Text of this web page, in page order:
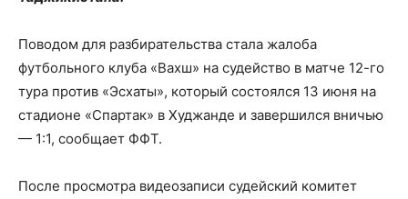
Поводом для разбирательства стала жалоба
футбольного клуба «Вахш» на судейство в матче 12-го
тура против «Эсхаты», который состоялся 13 июня на
стадионе «Спартак» в Худжанде и завершился вничью
— 1:1, сообщает ФФТ.
После просмотра видеозаписи судейский комитет